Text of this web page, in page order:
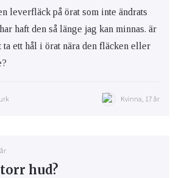
leverfläck på örat som inte ändrats
haft den så länge jag kan minnas. är
ett hål i örat nära den fläcken eller
Kvinna, 17 år
hud?